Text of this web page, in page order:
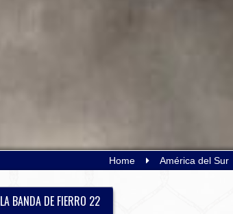
Home América del Sur
LA BANDA DE FIERRO 22